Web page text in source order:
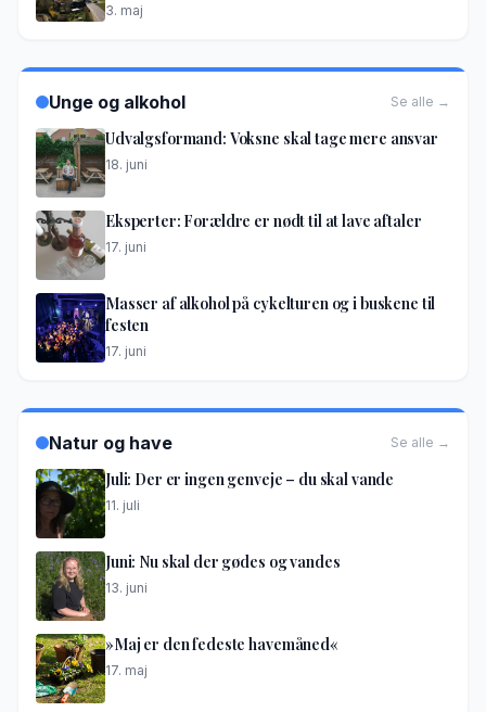
3. maj
Unge og alkohol Se alle →
Udvalgsformand: Voksne skal tage mere ansvar
18. juni
Eksperter: Forældre er nødt til at lave aftaler
17. juni
Masser af alkohol på cykelturen og i buskene til
festen
17. juni
Natur og have Se alle →
Juli: Der er ingen genveje – du skal vande
11. juli
Juni: Nu skal der gødes og vandes
13. juni
»Maj er den fedeste havemåned«
17. maj